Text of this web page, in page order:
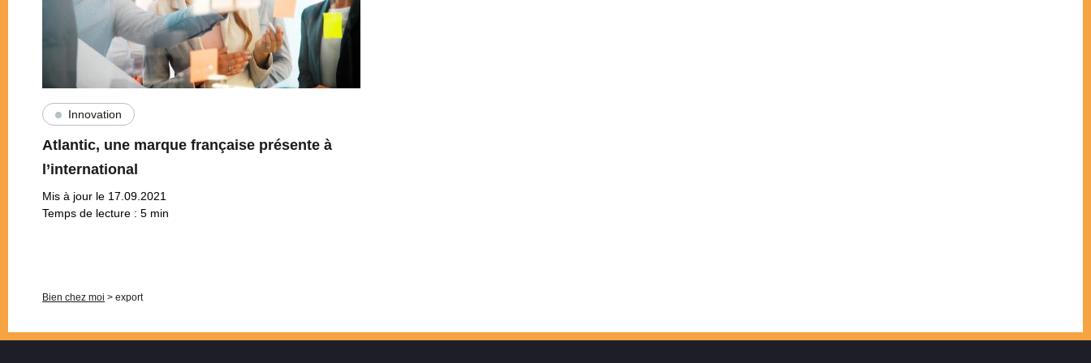
Innovation
Atlantic, une marque française présente à
l’international
Mis à jour le 17.09.2021
Temps de lecture : 5 min
Bien chez moi > export